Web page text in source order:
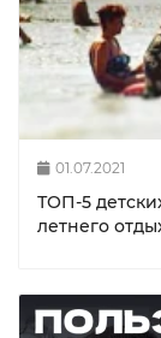
01.07.2021
ТОП-5
летнего